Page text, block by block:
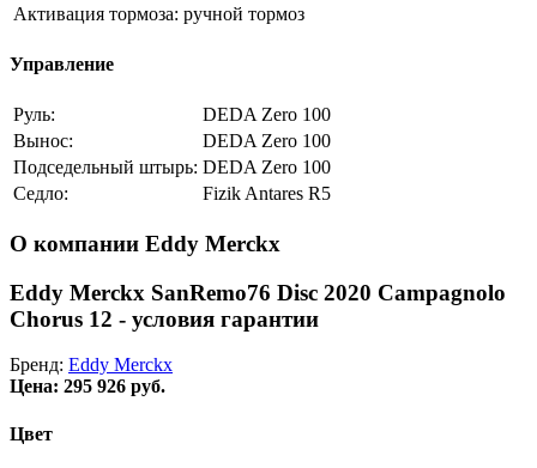
Активация тормоза: ручной тормоз
Управление
Руль:
DEDA Zero 100
Вынос:
DEDA Zero 100
Подседельный штырь: DEDA Zero 100
Седло:
Fizik Antares R5
О компании Eddy Merckx
Eddy Merckx SanRemo76 Disc 2020 Campagnolo
Chorus 12 - условия гарантии
Бренд: Eddy Merckx
Цена: 295 926 руб.
Цвет